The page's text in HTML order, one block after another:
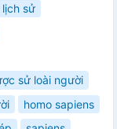
lịch sử
sử loài người
homo sapiens